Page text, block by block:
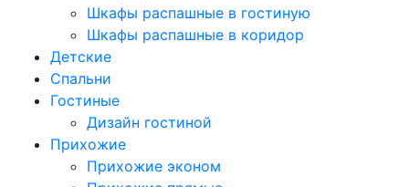
Шкафы распашные в гостиную
Шкафы распашные в коридор
Детские
Спальни
Гостиные
Дизайн гостиной
Прихожие
Прихожие эконом